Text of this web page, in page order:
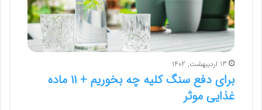
13 اردیبهشت, 1402
برای دفع سنگ کلیه چه بخوریم + ۱۱ ماده
غذایی موثر